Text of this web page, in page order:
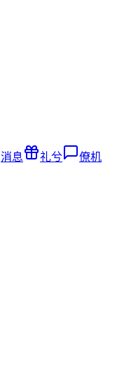
消息 礼兮 僚机